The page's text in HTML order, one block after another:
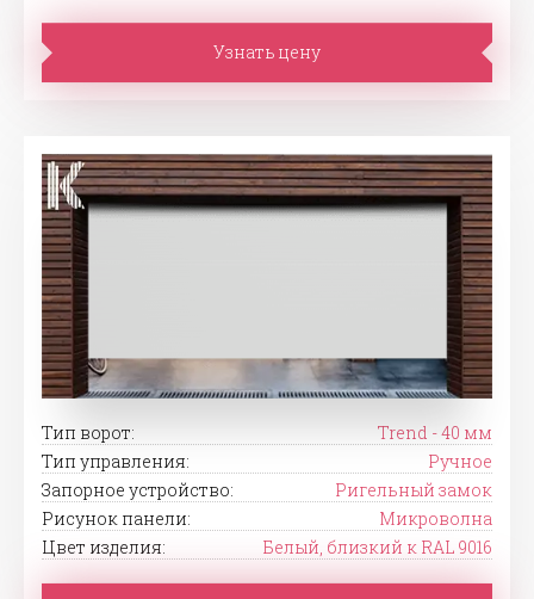
Узнать цену
Тип ворот:
Trend - 40 мм
Тип управления:
Ручное
Запорное устройство:
Ригельный замок
Рисунок панели:
Микроволна
Цвет изделия:
Белый, близкий к RAL 9016